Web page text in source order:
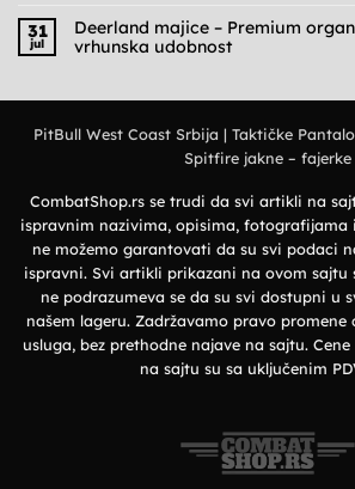
Praktičnost,
udobnost
i
military
na
Deerland
polo
izbor
prirodu
i
31
jul
Deerland majice – Premium
vrhunska udobnost
–
vrhunska
udobnost
PitBull West Coast Srbija | Taktičke
Spitfire jakne – fajerke
CombatShop.rs se trudi da svi artikli na
ispravnim nazivima, opisima, fotografijama
ne možemo garantovati da su svi podaci
ispravni. Svi artikli prikazani na ovom sajtu
ne podrazumeva se da su svi dostupni u
našem lageru. Zadržavamo pravo promene
usluga, bez prethodne najave na sajtu.
na sajtu su sa uključenim